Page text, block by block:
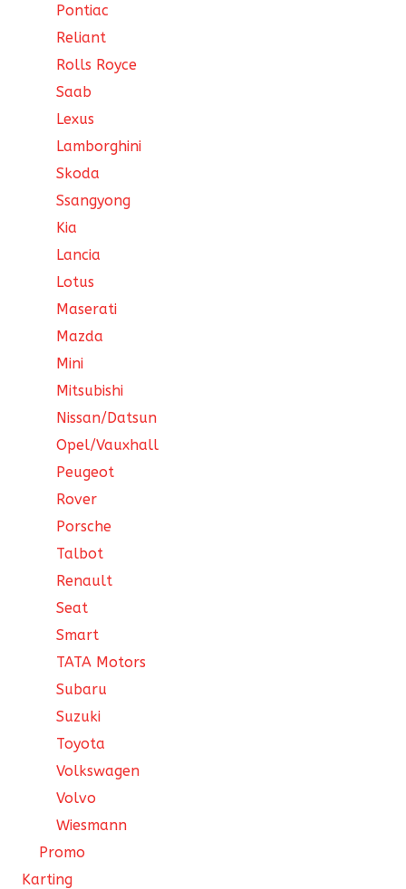
Pontiac
Reliant
Rolls Royce
Saab
Lexus
Lamborghini
Skoda
Ssangyong
Kia
Lancia
Lotus
Maserati
Mazda
Mini
Mitsubishi
Nissan/Datsun
Opel/Vauxhall
Peugeot
Rover
Porsche
Talbot
Renault
Seat
Smart
TATA Motors
Subaru
Suzuki
Toyota
Volkswagen
Volvo
Wiesmann
Promo
Karting